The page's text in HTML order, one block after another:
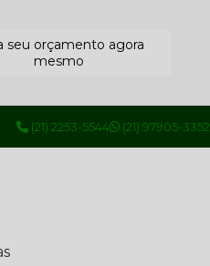
seu orçamento agora
mesmo
(21) 2253-5544 (21) 97905-3352